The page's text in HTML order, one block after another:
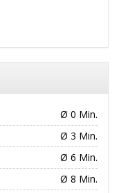
Ø 0 Min.
Ø 3 Min.
Ø 6 Min.
Ø 8 Min.